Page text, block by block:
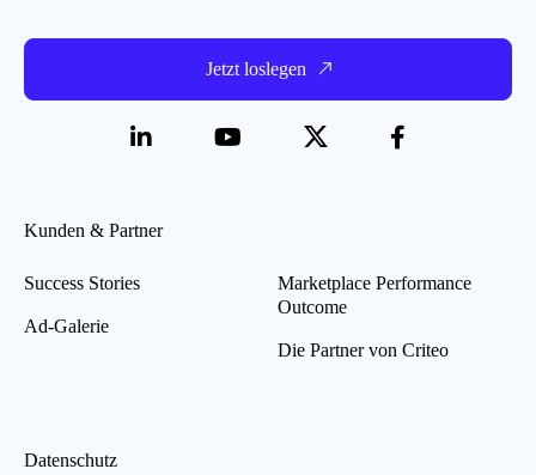
Jetzt loslegen
Kunden & Partner
Success Stories
Ad-Galerie
Marketplace Performance
Outcome
Die Partner von Criteo
Datenschutz